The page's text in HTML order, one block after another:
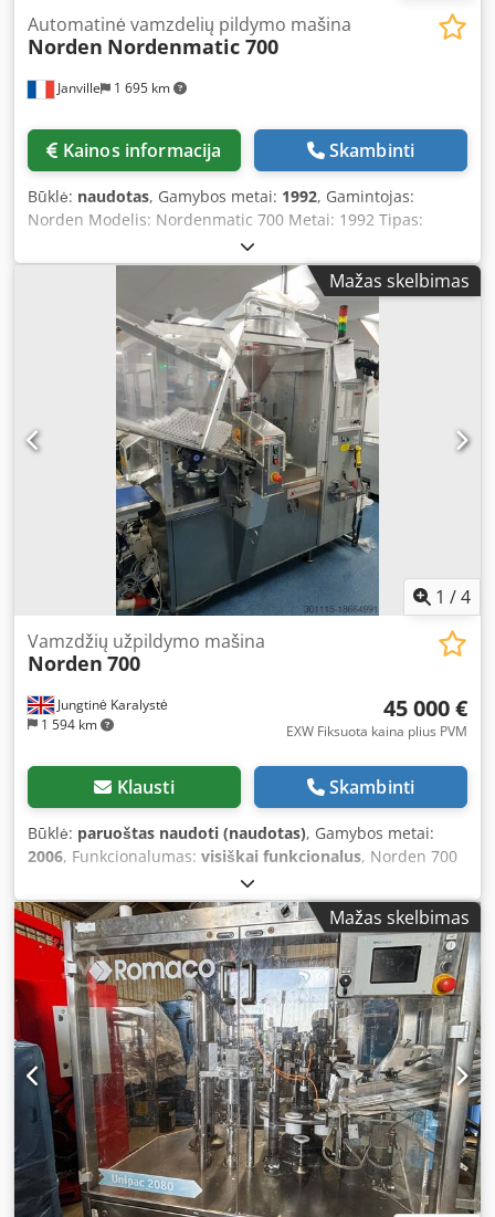
Janville 1 695 km
Automatinė vamzdelių pildymo mašina
Norden Nordenmatic 700
Kainos informacija Skambinti
Būklė: naudotas, Gamybos metai: 1992, Gamintojas:
Norden Modelis: Nordenmatic 700 Metai: 1992 Tipas:
Automatinė tūbelių pildymo ir sandarinimo mašina Talpa:
maksimaliai 70 tūbelių Pildymo tūris: 1 - 300 ml Dozavimo
tikslumas: +/- 0,1-0,5% Tūbelių dydžių diapazonas: Ilgis: 50-
250 mm / Skersmuo: Ø 10-50 mm Tuščių tūbelių
padavimas: automatinis Valymo ir tūbelių orientavimo
įrenginys su žingsniniu varikliu Sandarinimo modulis: HA –
karštas oras Dedex R D Exjpfx Akpekr Kibirėlių skaičius: 22
vnt. Produkto tiektuvo bunkerinis talpykla + dozavimo
siurblys Vulcanic Vulcatherm aušinimo blokas (metai: 2004)
– 3,5 kW (10°C - 35°C) / Išėjimo temperatūra: maks. 25°C -
min. 3°C Laminari srovė Mašinos matmenys: 135 x 190 x
210 cm Svoris: 2 400 kg Atsarginės dalys parduodamos
kartu su įrenginiu. Galimybė pasirinkti iš dviejų formatų iš
daugelio turimų (papildomi formatai gali būti užsakomi
kaip pasirinkimas). Yra pilna dokumentacija Vaizdo įrašas
veikiant galimas
Mažas skelbimas
1 /4
Jungtinė Karalystė
1 594 km
Vamzdžių užpildymo mašina
Norden 700
45 000 €
EXW Fiksuota kaina plius PVM
Klausti Skambinti
Būklė: paruoštas naudoti (naudotas), Gamybos metai:
2006, Funkcionalumas: visiškai funkcionalus, Norden 700
Plastiktubenfüllmaschine Leistung bis zu 70 Tuben pro
Minute, entwickelt und gefertigt für höchste
Verpackungsqualität bei maximaler Betriebseffizienz.
Kunststoff- und Laminattuben können mit dem
patentierten Heißluft-Siegelverfahren von Norden
verschlossen werden. Baujahr: 2006 Modell: 700 Wichtige
Informationen: Dkodpfjv Hxu Usx Akpor –
Produktionsleistung: 70 Tuben/Minute – Füllvolumen: 1–
300 ml – Tubenlänge: 50–250 mm – Tubendurchmesser:
10–60 mm – Zuführsystem: Kassettenzuführung – Ausblas-
Füllnadel – Voll funktionsfähiger Zustand
Mažas skelbimas